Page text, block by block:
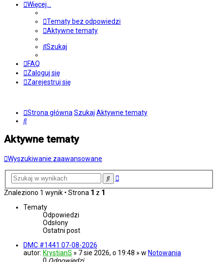
Więcej…
Tematy bez odpowiedzi
Aktywne tematy
Szukaj
FAQ
Zaloguj się
Zarejestruj się
Strona główna Szukaj Aktywne tematy
Szukaj
Aktywne tematy
Wyszukiwanie zaawansowane
SzukajWyszukiwanie
Znaleziono 1 wynik • Strona 1 z 1
Tematy
Odpowiedzi
Odsłony
Ostatni post
DMC #1441 07-08-2026
autor: KrystianS » 7 sie 2026, o 19:48 » w Notowania